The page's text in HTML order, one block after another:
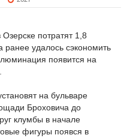
потратят 1,8
ранее удалось сэкономить
появится на
на бульваре
Броховича до
клумбы в начале
фигуры появся в